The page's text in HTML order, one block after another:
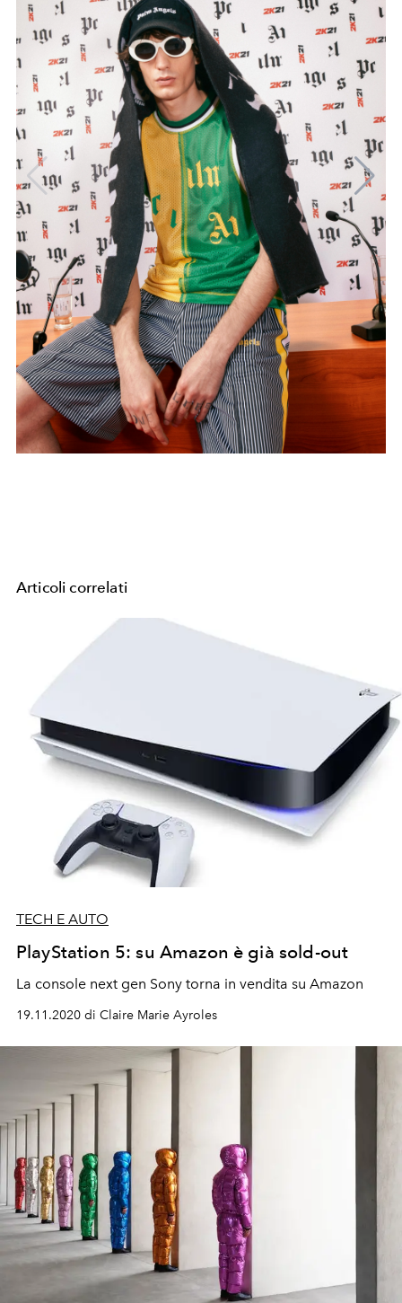
Articoli correlati
TECH E AUTO
PlayStation 5: su Amazon è già sold-out
La console next gen Sony torna in vendita su Amazon
19.11.2020 di Claire Marie Ayroles